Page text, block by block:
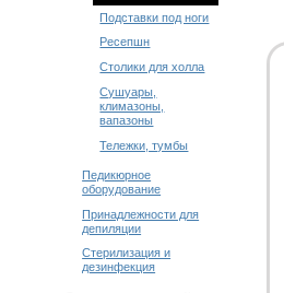
Подставки под ноги
Ресепшн
Столики для холла
Сушуары,
климазоны,
вапазоны
Тележки, тумбы
Педикюрное
оборудование
Принадлежности для
депиляции
Стерилизация и
дезинфекция